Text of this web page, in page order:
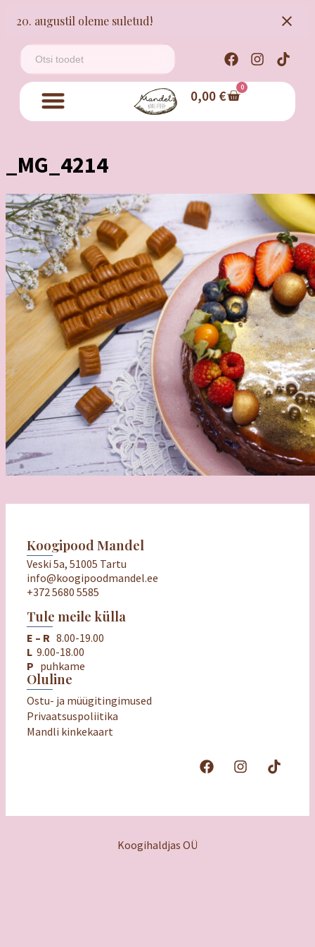
20. augustil oleme suletud!
0,00 € 0
_MG_4214
Koogipood Mandel
Veski 5a, 51005 Tartu
info@koogipoodmandel.ee
+372 5680 5585
Tule meile külla
E – R 8.00-19.00
L 9.00-18.00
P puhkame
Oluline
Ostu- ja müügitingimused
Privaatsuspoliitika
Mandli kinkekaart
Koogihaldjas OÜ